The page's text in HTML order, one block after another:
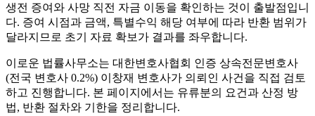
생전 증여와 사망 직전 자금 이동을 확인하는 것이 출발점입니
다. 증여 시점과 금액, 특별수익 해당 여부에 따라 반환 범위가
달라지므로 초기 자료 확보가 결과를 좌우합니다.
이로운 법률사무소는 대한변호사협회 인증 상속전문변호사
(전국 변호사 0.2%) 이창재 변호사가 의뢰인 사건을 직접 검토
하고 진행합니다. 본 페이지에서는 유류분의 요건과 산정 방
법, 반환 절차와 기한을 정리합니다.